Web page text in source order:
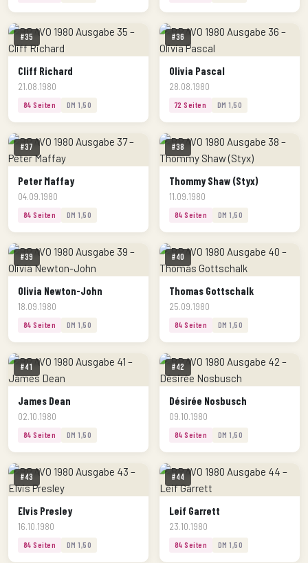
#35
Cliff Richard
21.08.1980
84 Seiten DM 1,50
#36
Olivia Pascal
28.08.1980
72 Seiten DM 1,50
#37
Peter Maffay
04.09.1980
84 Seiten DM 1,50
#38
Thommy Shaw (Styx)
11.09.1980
84 Seiten DM 1,50
#39
Olivia Newton-John
18.09.1980
84 Seiten DM 1,50
#40
Thomas Gottschalk
25.09.1980
84 Seiten DM 1,50
#41
James Dean
02.10.1980
84 Seiten DM 1,50
#42
Désirée Nosbusch
09.10.1980
84 Seiten DM 1,50
#43
Elvis Presley
16.10.1980
84 Seiten DM 1,50
#44
Leif Garrett
23.10.1980
84 Seiten DM 1,50